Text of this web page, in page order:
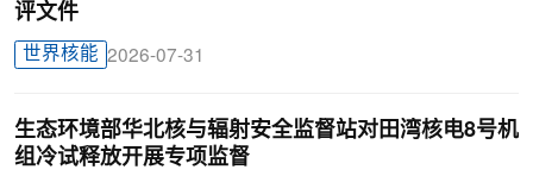
评文件
世界核能 2026-07-31
生态环境部华北核与辐射安全监督站对田湾核电8号机
组冷试释放开展专项监督